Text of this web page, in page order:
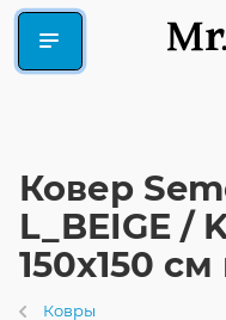
Ковер
L_BEIGE /
150x150
Ковры